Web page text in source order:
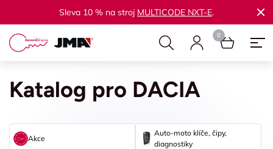
Sleva 10 % na stroj MULTICODE NXT-E.
Katalog pro DACIA
Akce
Auto-moto klíče, čipy,
diagnostiky